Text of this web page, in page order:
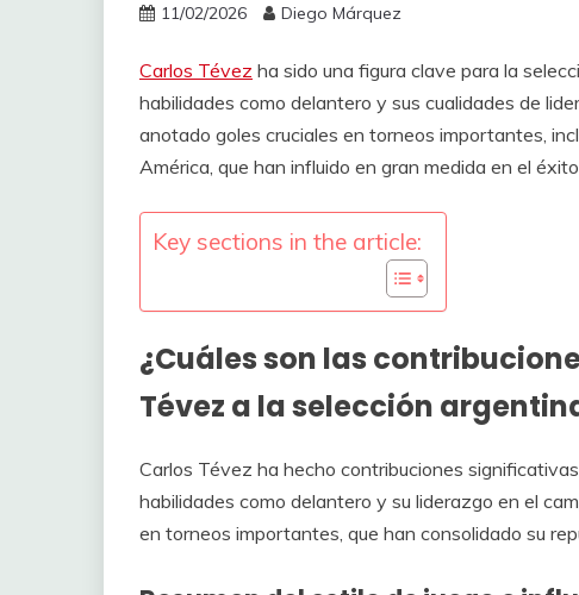
11/02/2026 Diego Márquez
Carlos Tévez ha sido una figura clave para la
habilidades como delantero y sus cualidades de
anotado goles cruciales en torneos importantes,
América, que han influido en gran medida en el
Key sections in the article:
¿Cuáles son las
Tévez a la selección
Carlos Tévez ha hecho contribuciones
habilidades como delantero y su liderazgo en el
en torneos importantes, que han consolidado su